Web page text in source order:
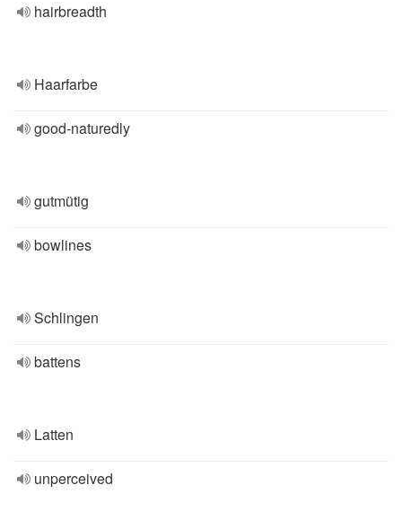
hairbreadth
Haarfarbe
good-naturedly
gutmütig
bowlines
Schlingen
battens
Latten
unperceived